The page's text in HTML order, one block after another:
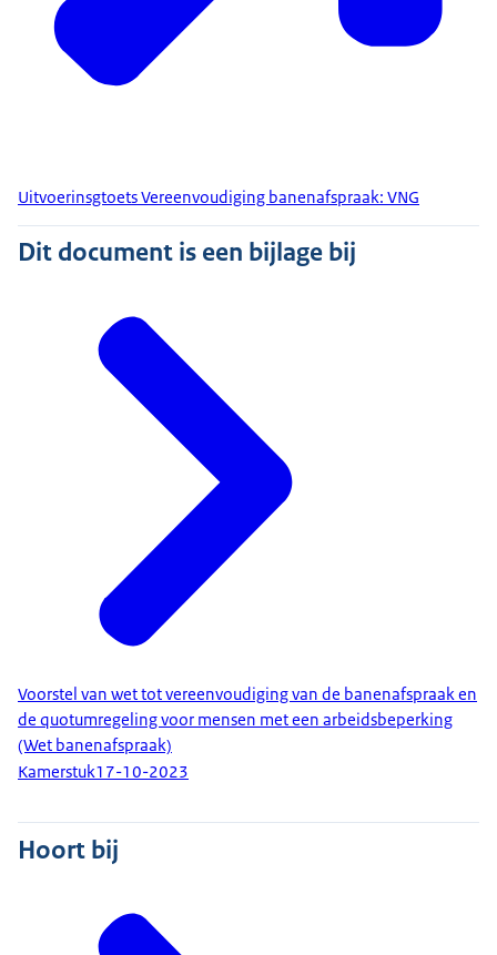
Uitvoerinsgtoets Vereenvoudiging banenafspraak: VNG
Dit document is een bijlage bij
Voorstel van wet tot vereenvoudiging van de banenafspraak en
de quotumregeling voor mensen met een arbeidsbeperking
(Wet banenafspraak)
Kamerstuk17-10-2023
Hoort bij